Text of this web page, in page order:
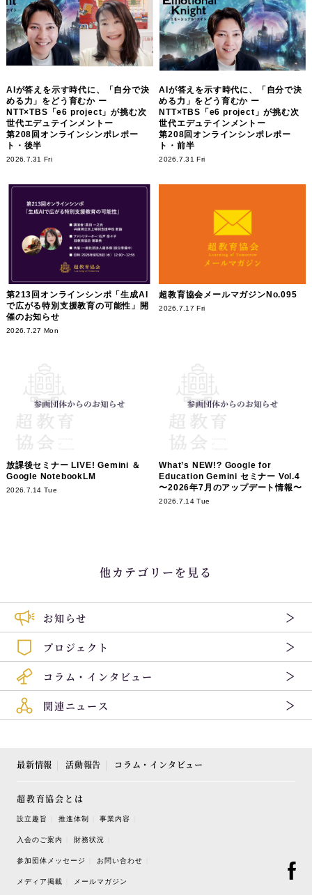
AIが答えを示す時代に、「自分で決
める力」をどう育むか ー
NTT×TBS「e6 project」が挑む次
世代エデュテインメントー
第208回オンラインシンポレポー
ト・後半
2026.7.31 Fri
AIが答えを示す時代に、「自分で決
める力」をどう育むか ー
NTT×TBS「e6 project」が挑む次
世代エデュテインメントー
第208回オンラインシンポレポー
ト・前半
2026.7.31 Fri
第213回オンラインシンポ「生成AI
で広がる特別支援教育の可能性」開
催のお知らせ
2026.7.27 Mon
超教育協会メールマガジンNo.095
2026.7.17 Fri
放課後セミナー LIVE! Gemini ＆
Google NotebookLM
2026.7.14 Tue
What’s NEW!? Google for
Education Gemini セミナー Vol.4
〜2026年7月のアップデート情報〜
2026.7.14 Tue
他カテゴリーを見る
お知らせ
プロジェクト
コラム・インタビュー
関連ニュース
最新情報 活動報告 コラム・インタビュー
超教育協会とは
設立趣旨 推進体制 事業内容
入会のご案内 財務状況
参加団体メッセージ お問い合わせ
メディア掲載 メールマガジン